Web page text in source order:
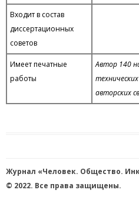
Входит в состав
диссертационных
советов
Имеет печатные
работы
Автор 140
авторских
Журнал «Человек. Общество.
© 2022. Все права защищены.